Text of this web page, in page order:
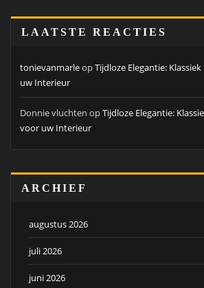
LAATSTE REACTIES
tonievanmarleopTijdloze Elegantie:
uw Interieur
Donnie vluchten opTijdloze Elegantie:
voor uw Interieur
ARCHIEF
augustus 2026
juli 2026
juni 2026